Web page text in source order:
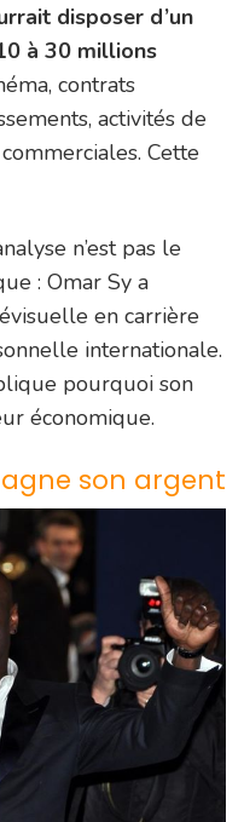
disposer d’un
à 30 millions
contrats
activités de
Cette
n’est pas le
: Omar Sy a
en carrière
internationale.
pourquoi son
économique.
son argent